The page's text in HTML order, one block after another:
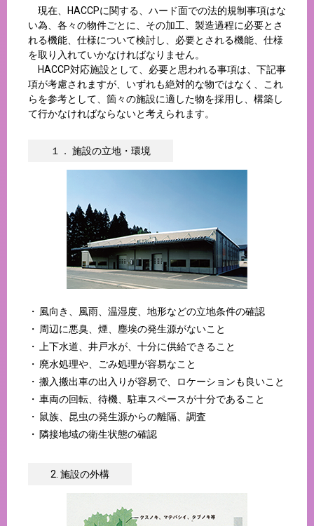
現在、HACCPに関する、ハード面での法的規制事項はな
い為、各々の物件ごとに、その加工、製造過程に必要とさ
れる機能、仕様について検討し、必要とされる機能、仕様
を取り入れていかなければなりません。
HACCP対応施設として、必要と思われる事項は、下記事
項が考慮されますが、いずれも絶対的な物ではなく、これ
らを参考として、箇々の施設に適した物を採用し、構築し
て行かなければならないと考えられます。
１． 施設の立地・環境
風向き、風雨、温湿度、地形などの立地条件の確認
周辺に悪臭、煙、塵埃の発生源がないこと
上下水道、井戸水が、十分に供給できること
廃水処理や、ごみ処理が容易なこと
搬入搬出車の出入りが容易で、ロケーションも良いこと
車両の回転、待機、駐車スペースが十分であること
鼠族、昆虫の発生源からの離隔、調査
隣接地域の衛生状態の確認
2. 施設の外構